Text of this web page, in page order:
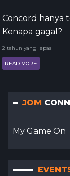
Concord hanya
Kenapa gagal?
2 tahun yang lepas
READ MORE
JOM
My Game On